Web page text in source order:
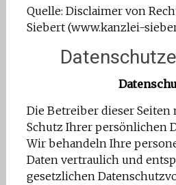
Quelle: Disclaimer von
Siebert (www.kanzlei-
Die Betreiber dieser Seiten
Schutz Ihrer persönlichen
Wir behandeln Ihre
Daten vertraulich und
gesetzlichen